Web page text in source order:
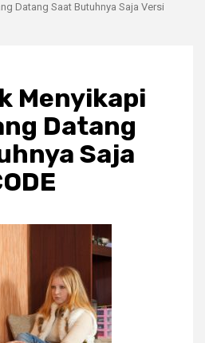
Datang Saat Butuhnya Saja Versi
Menyikapi
Datang
Saja